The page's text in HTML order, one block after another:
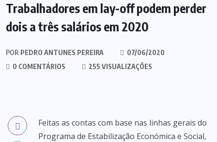
Trabalhadores em lay-off podem perder
dois a três salários em 2020
POR PEDRO ANTUNES PEREIRA
07/06/2020
0 COMENTÁRIOS
255 VISUALIZAÇÕES
Feitas as contas com base nas linhas gerais do
Programa de Estabilização Económica e Social,